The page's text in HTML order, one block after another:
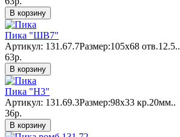
В корзину
Пика "ШВ7"
Артикул: 131.67.7Размер:105х68 отв.12.5..
63р.
В корзину
Пика "Н3"
Артикул: 131.69.3Размер:98х33 кр.20мм..
36р.
В корзину